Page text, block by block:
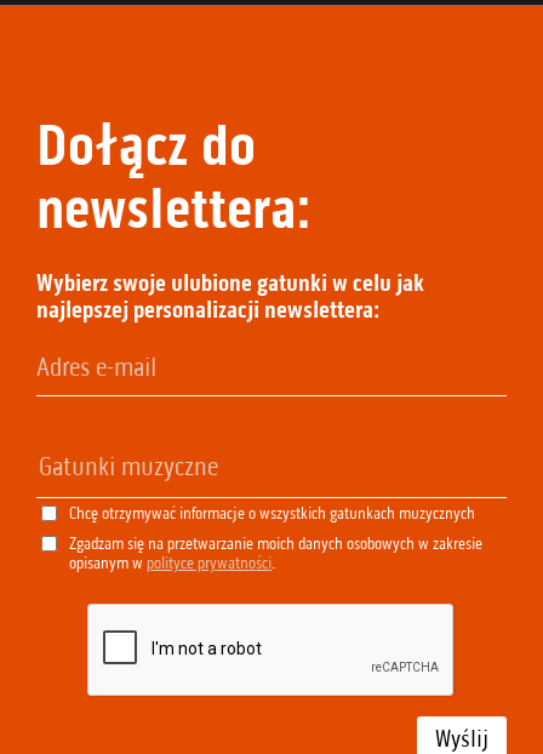
Dołącz do
newslettera:
Wybierz swoje ulubione gatunki w celu jak
najlepszej personalizacji newslettera:
Chcę otrzymywać informacje o wszystkich gatunkach muzycznych
Zgadzam się na przetwarzanie moich danych osobowych w zakresie
opisanym w polityce prywatności.
Wyślij